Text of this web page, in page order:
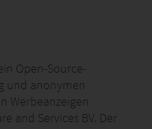
Open-Source-
und anonymen
Werbeanzeigen
and Services BV. Der